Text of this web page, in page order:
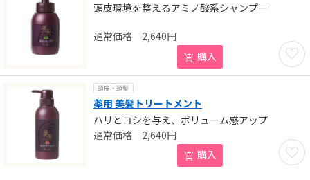
頭皮環境を整えるアミノ酸系シャンプー
お気
2,640円
購入
頭皮・頭髪
薬用 美髪トリートメント
ハリとコシを与え、ボリューム感アップ
お気
2,640円
購入